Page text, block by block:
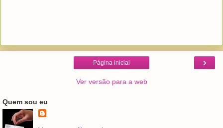
›
Página inicial
Ver versão para a web
Quem sou eu